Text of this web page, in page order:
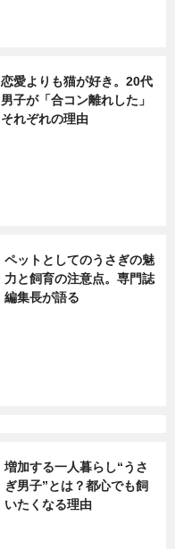
恋愛よりも猫が好き。20代
男子が「合コン離れした」
それぞれの理由
ペットとしてのうさぎの魅
力と飼育の注意点。専門誌
編集長が語る
増加する一人暮らし“うさ
ぎ男子”とは？都心でも飼
いたくなる理由